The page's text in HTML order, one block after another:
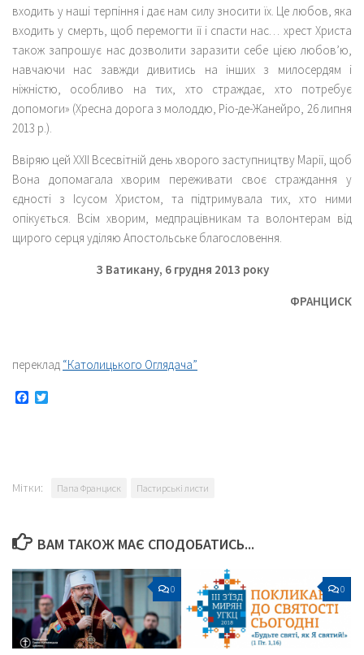
входить у наші терпіння і дає нам силу зносити їх. Це любов, яка
входить у смерть, щоб перемогти її і спасти нас… хрест Христа
також запрошує нас дозволити заразити себе цією любов’ю,
навчаючи нас завжди дивитись на інших з милосердям і
ніжністю, особливо на тих, хто страждає, хто потребує
допомоги» (Хресна дорога з молоддю, Ріо-де-Жанейро, 26 липня
2013 р.).
Ввіряю цей ХХІІ Всесвітній день хворого заступництву Марії, щоб
Вона допомагала хворим переживати своє страждання у
єдності з Ісусом Христом, та підтримувала тих, хто ними
опікується. Всім хворим, медпрацівникам та волонтерам від
щирого серця уділяю Апостольське благословення.
З Ватикану, 6 грудня 2013 року
ФРАНЦИСК
переклад “Католицького Оглядача”
Facebook
Мітки: Папа Франциск Пастирські листи
ВАМ ТАКОЖ МАЄ СПОДОБАТИСЬ...
0 0